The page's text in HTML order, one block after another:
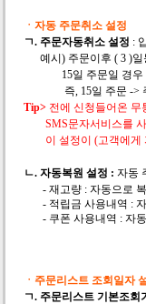
ㆍ자동 주문취소 설정
ㄱ. 주문자동취소 설정 :
예시) 주문이후 ( 3 )일
15일 주문일 경우 : 15
즉, 15일 주문 -> 주문
Tip> 전에 신청들어온
SMS문자서비스를 사
이 설정이 (고객에게
ㄴ. 자동복원 설정 : 자동
- 재고량 : 자동으로 복
- 적립금 사용내역 : 자
- 쿠폰 사용내역 : 자동
ㆍ주문리스트 조회일자
ㄱ. 주문리스트 기본조회